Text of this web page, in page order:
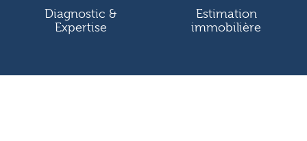
Diagnostic &
Expertise
Estimation
immobilière